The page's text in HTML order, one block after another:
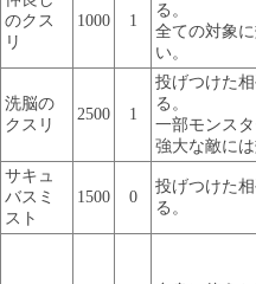
のクス
リ
1000 1
る。
全ての対象
い。
洗脳の
クスリ
2500 1
投げつけた
る。
一部モンスタ
強大な敵には
サキュ
バスミ
スト
1500 0
投げつけた
る。